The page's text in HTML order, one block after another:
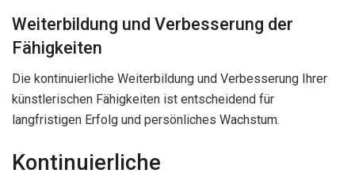
Weiterbildung und Verbesserung der
Fähigkeiten
Die kontinuierliche Weiterbildung und Verbesserung Ihrer
künstlerischen Fähigkeiten ist entscheidend für
langfristigen Erfolg und persönliches Wachstum.
Kontinuierliche